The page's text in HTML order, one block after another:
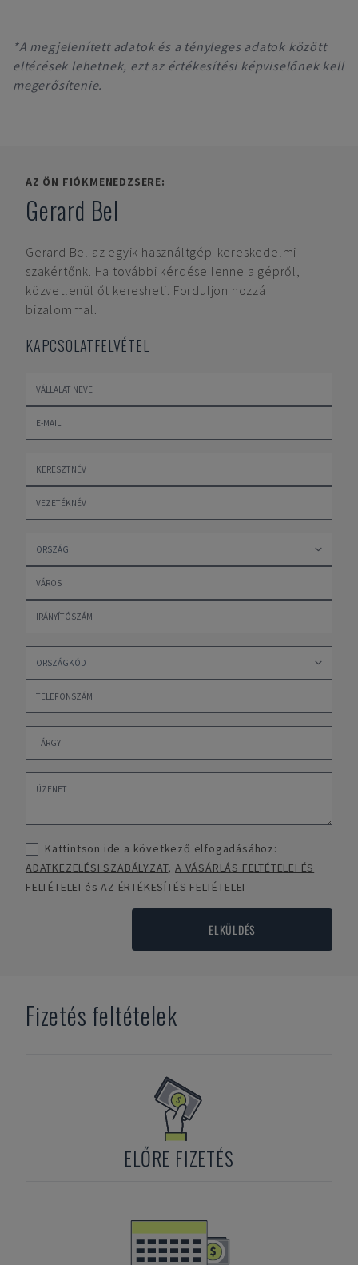
*A megjelenített adatok és a tényleges adatok között
eltérések lehetnek, ezt az értékesítési képviselőnek kell
megerősítenie.
AZ ÖN FIÓKMENEDZSERE:
Gerard Bel
Gerard Bel az egyik használtgép-kereskedelmi
szakértőnk. Ha további kérdése lenne a gépről,
közvetlenül őt keresheti. Forduljon hozzá
bizalommal.
KAPCSOLATFELVÉTEL
Kattintson ide a következő elfogadásához:
ADATKEZELÉSI SZABÁLYZAT,A VÁSÁRLÁS FELTÉTELEI ÉS
FELTÉTELEI ésAZ ÉRTÉKESÍTÉS FELTÉTELEI
ELKÜLDÉS
Fizetés feltételek
ELŐRE FIZETÉS